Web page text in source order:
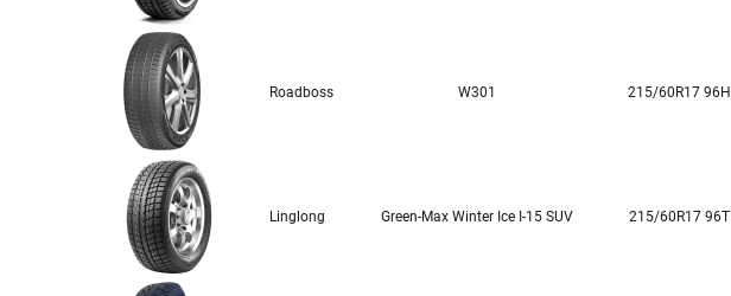
Roadboss W301 215/60R17 96H
Linglong Green-Max Winter Ice I-15 SUV 215/60R17 96T